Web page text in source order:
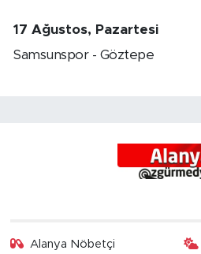
17 Ağustos, Pazartesi
Samsunspor - Göztepe
Alanya Nöbetçi